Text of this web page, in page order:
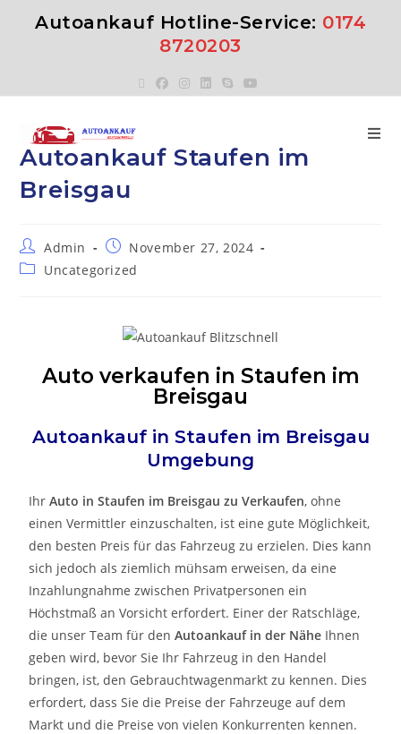
Autoankauf Hotline-Service: 0174
8720203
Autoankauf Staufen im
Breisgau
Admin
November 27, 2024
Uncategorized
Auto verkaufen in Staufen im
Breisgau
Autoankauf in Staufen im Breisgau
Umgebung
IhrAuto inStaufen im BreisgauzuVerkaufen, ohne
einen Vermittler einzuschalten, ist eine gute Möglichkeit,
den besten Preis für das Fahrzeug zu erzielen. Dies kann
sich jedoch als ziemlich mühsam erweisen, da eine
Inzahlungnahme zwischen Privatpersonen ein
Höchstmaß an Vorsicht erfordert. Einer der Ratschläge,
die unser Team für denAutoankauf in der Nähe Ihnen
geben wird, bevor Sie Ihr Fahrzeug in den Handel
bringen, ist, den Gebrauchtwagenmarkt zu kennen. Dies
erfordert, dass Sie die Preise der Fahrzeuge auf dem
Markt und die Preise von vielen Konkurrenten kennen.